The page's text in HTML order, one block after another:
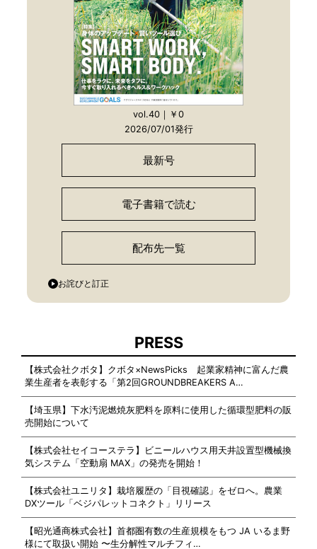
vol.40｜￥0
2026/07/01発行
最新号
電子書籍で読む
配布先一覧
お詫びと訂正
PRESS
【株式会社クボタ】クボタ×NewsPicks 起業家精神に富んだ農
業生産者を表彰する「第2回GROUNDBREAKERS A…
【埼玉県】下水汚泥燃焼灰肥料を原料に使用した循環型肥料の販
売開始について
【株式会社セイコーステラ】ビニールハウス用天井設置型機械換
気システム「空動扇 MAX」の発売を開始！
【株式会社ユニリタ】栽培履歴の「目視確認」をゼロへ。農業
DXツール「ベジパレットコネクト」リリース
【昭光通商株式会社】首都圏有数の生産規模をもつ JA いるま野
様にて取扱い開始 〜生分解性マルチフィ…